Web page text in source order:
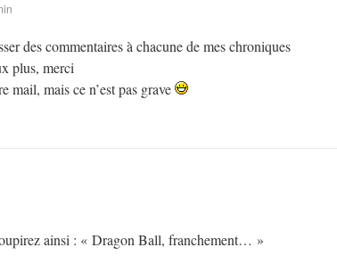
des commentaires à chacune de mes chroniques
plus, merci
mail, mais ce n’est pas grave
ainsi : « Dragon Ball, franchement… »